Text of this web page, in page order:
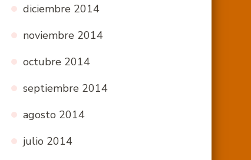
diciembre 2014
noviembre 2014
octubre 2014
septiembre 2014
agosto 2014
julio 2014